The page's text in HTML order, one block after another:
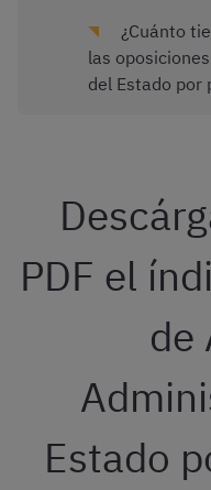
¿Cuánto
las
del Estado por
PDF el
de
Estado